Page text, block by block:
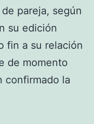
pareja, según
su edición
fin a su relación
de momento
confirmado la